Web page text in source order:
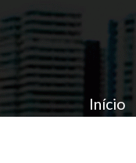
Início